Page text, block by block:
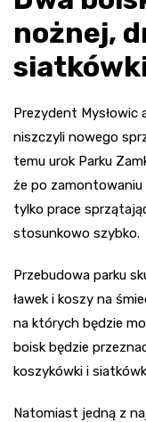
nożnej,
Prezydent Mysłowic
niszczyli nowego
temu urok Parku
że po
tylko prace
stosunkowo szybko.
Przebudowa parku
ławek i koszy na
na których będzie
boisk będzie
koszykówki i
Natomiast jedną z